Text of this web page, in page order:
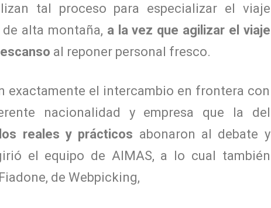
tal proceso para especializar el viaje
alta montaña, a la vez que agilizar el viaje
al reponer personal fresco.
exactamente el intercambio en frontera con
nacionalidad y empresa que la del
reales y prácticos abonaron al debate y
el equipo de AIMAS, a lo cual también
de Webpicking,